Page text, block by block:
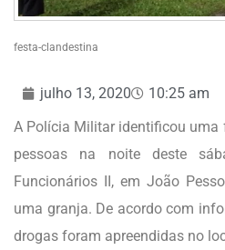
festa-clandestina
julho 13, 2020
10:25 am
A Polícia Militar identificou uma
pessoas na noite deste
Funcionários II, em João
uma granja. De acordo com
drogas foram apreendidas no